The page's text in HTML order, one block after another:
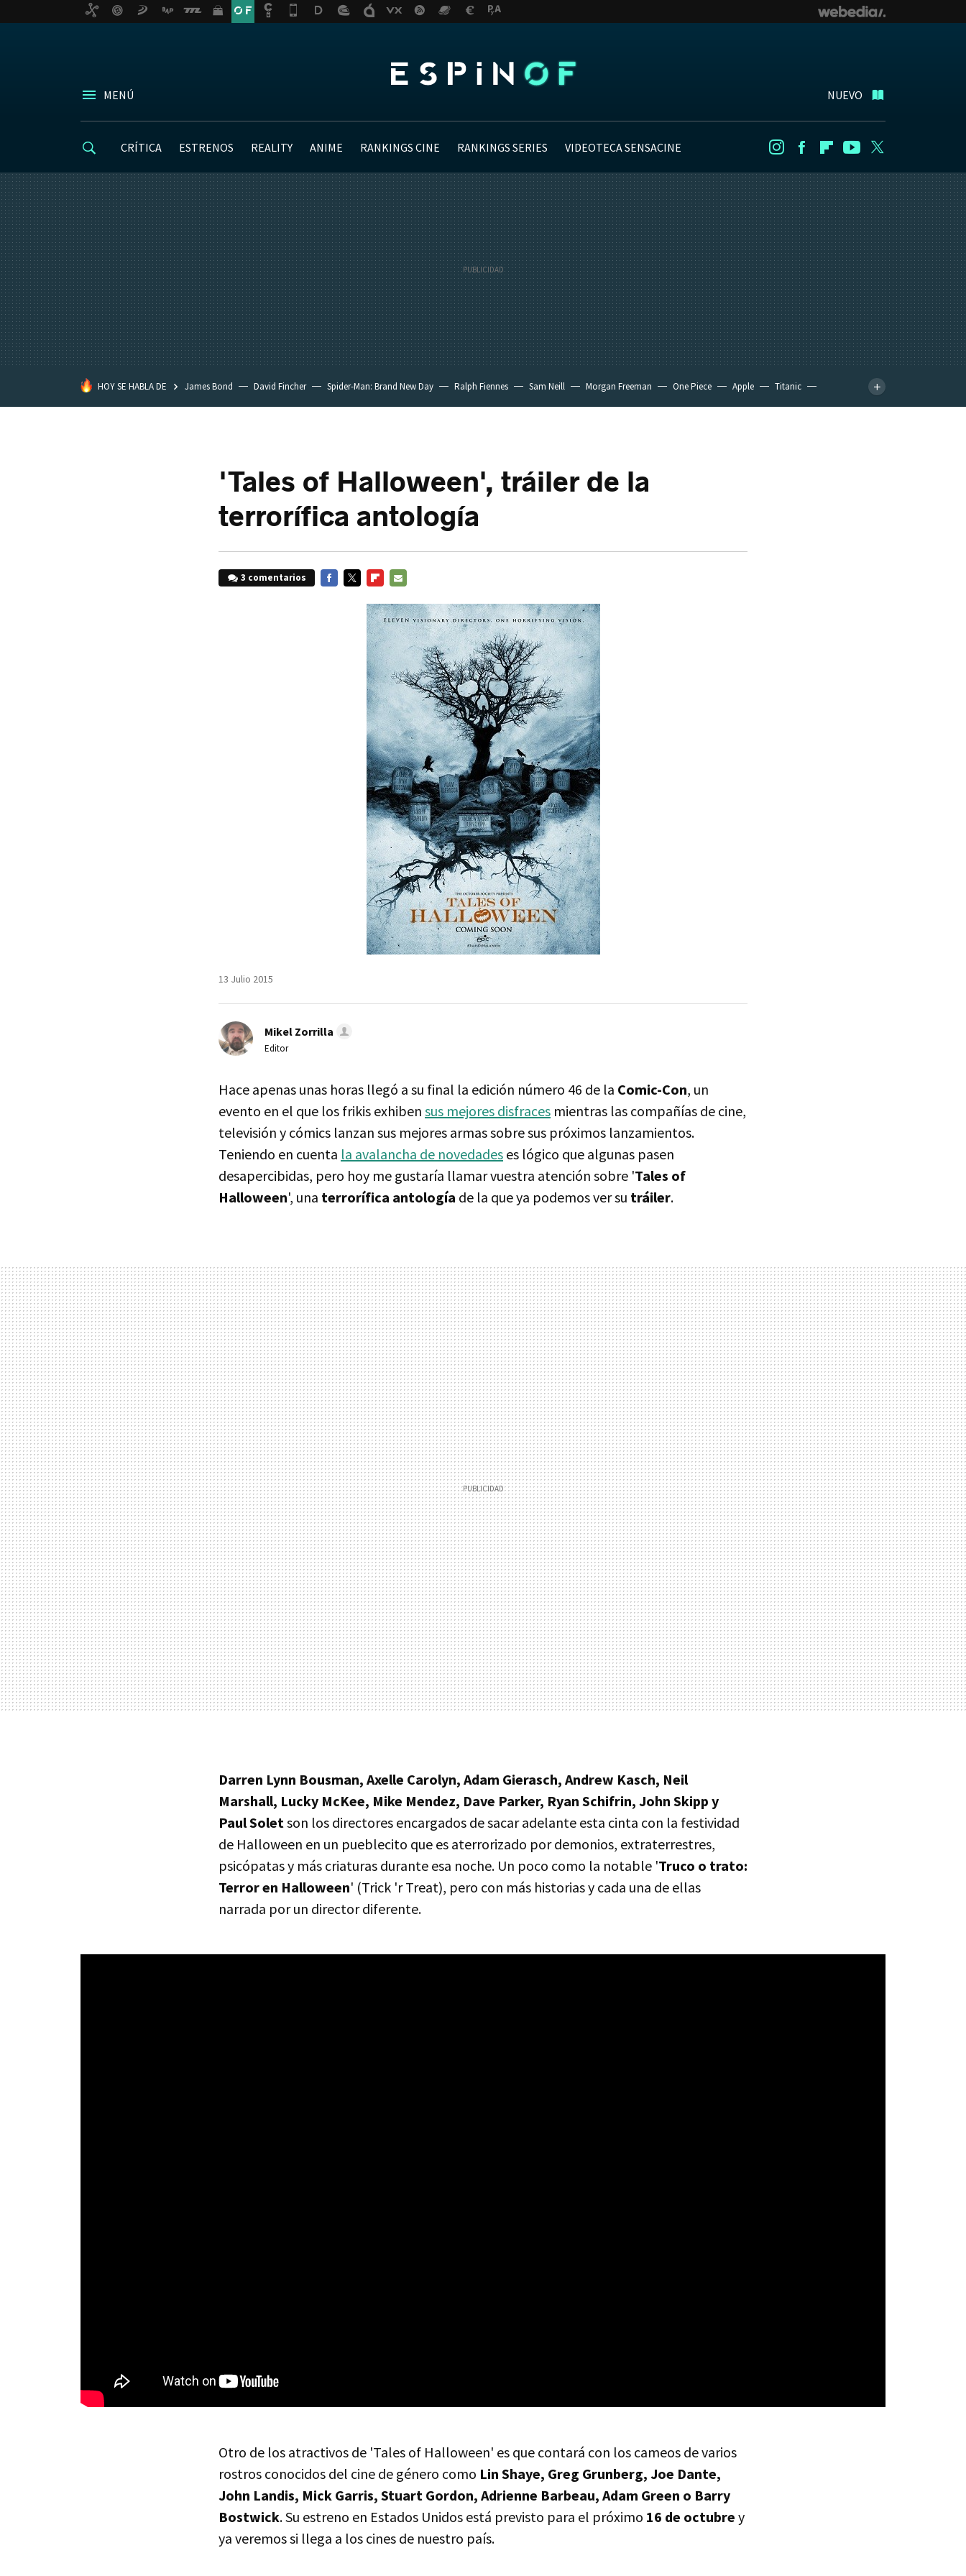
MENÚ NUEVO
CRÍTICA ESTRENOS REALITY ANIME RANKINGS CINE RANKINGS SERIES VIDEOTECA SENSACINE InstagramFacebookFlipboard
Youtube
HOY SE HABLA DE James Bond David Fincher Spider-Man: Brand New Day Ralph Fiennes Sam Neill Morgan Freeman One Piece Apple
Titanic
'Tales of Halloween', tráiler de la
terrorífica antología
3 comentarios
MAIL
13 Julio 2015
Mikel Zorrilla
Editor
Hace apenas unas horas llegó a su final la edición número 46 de la Comic-Con, un
evento en el que los frikis exhiben sus mejores disfraces mientras las compañías de cine,
televisión y cómics lanzan sus mejores armas sobre sus próximos lanzamientos.
Teniendo en cuenta la avalancha de novedades es lógico que algunas pasen
desapercibidas, pero hoy me gustaría llamar vuestra atención sobre 'Tales of
Halloween', una terrorífica antología de la que ya podemos ver su tráiler.
Darren Lynn Bousman, Axelle Carolyn, Adam Gierasch, Andrew Kasch, Neil
Marshall, Lucky McKee, Mike Mendez, Dave Parker, Ryan Schifrin, John Skipp y
Paul Soletson los directores encargados de sacar adelante esta cinta con la festividad
de Halloween en un pueblecito que es aterrorizado por demonios, extraterrestres,
psicópatas y más criaturas durante esa noche. Un poco como la notable 'Truco o trato:
Terror en Halloween' (Trick 'r Treat), pero con más historias y cada una de ellas
narrada por un director diferente.
Otro de los atractivos de 'Tales of Halloween' es que contará con los cameos de varios
rostros conocidos del cine de género como Lin Shaye, Greg Grunberg, Joe Dante,
John Landis, Mick Garris, Stuart Gordon, Adrienne Barbeau, Adam Green o Barry
Bostwick. Su estreno en Estados Unidos está previsto para el próximo 16 de octubre y
ya veremos si llega a los cines de nuestro país.